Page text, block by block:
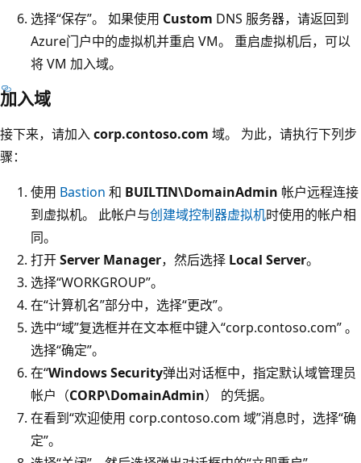
选择“保存”。
如果使用 Custom DNS 服务器，请返回到
Azure门户中的虚拟机并重启 VM。 重启虚拟机后，可以
将 VM 加入域。
加入域
接下来，请加入corp.contoso.com 域。 为此，请执行下列步
骤：
使用 Bastion 和 BUILTIN\DomainAdmin 帐户远程连接
到虚拟机。 此帐户与创建域控制器虚拟机时使用的帐户相
同。
打开Server Manager，然后选择 Local Server。
选择“WORKGROUP”。
在“计算机名”部分中，选择“更改”。
选中“域”复选框并在文本框中键入“corp.contoso.com” 。
选择“确定”。
在“Windows Security弹出对话框中，指定默认域管理员
帐户（CORP\DomainAdmin） 的凭据。
在看到“欢迎使用 corp.contoso.com 域”消息时，选择“确
定”。